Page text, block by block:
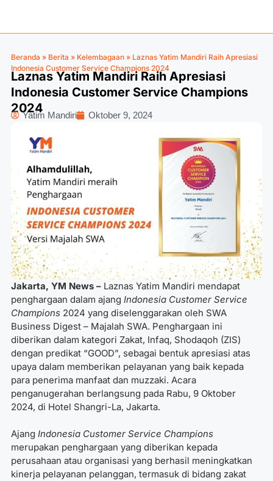
Beranda » Berita » Kelembagaan » Laznas Yatim Mandiri Raih Apresiasi
Indonesia Customer Service Champions 2024
Laznas Yatim Mandiri Raih Apresiasi
Indonesia Customer Service Champions
2024
Yatim Mandiri Oktober 9, 2024
Jakarta, YM News – Laznas Yatim Mandiri mendapat
penghargaan dalam ajang Indonesia Customer Service
Champions 2024 yang diselenggarakan oleh SWA
Business Digest – Majalah SWA. Penghargaan ini
diberikan dalam kategori Zakat, Infaq, Shodaqoh (ZIS)
dengan predikat “GOOD”, sebagai bentuk apresiasi atas
upaya dalam memberikan pelayanan yang baik kepada
para penerima manfaat dan muzzaki. Acara
penganugerahan berlangsung pada Rabu, 9 Oktober
2024, di Hotel Shangri-La, Jakarta.
Ajang Indonesia Customer Service Champions
merupakan penghargaan yang diberikan kepada
perusahaan atau organisasi yang berhasil meningkatkan
kinerja pelayanan pelanggan, termasuk di bidang zakat